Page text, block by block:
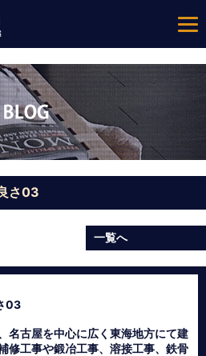
さ03
一覧へ
03
名古屋を中心に広く東海地方にて建
修工事や鍛冶工事、溶接工事、鉄骨